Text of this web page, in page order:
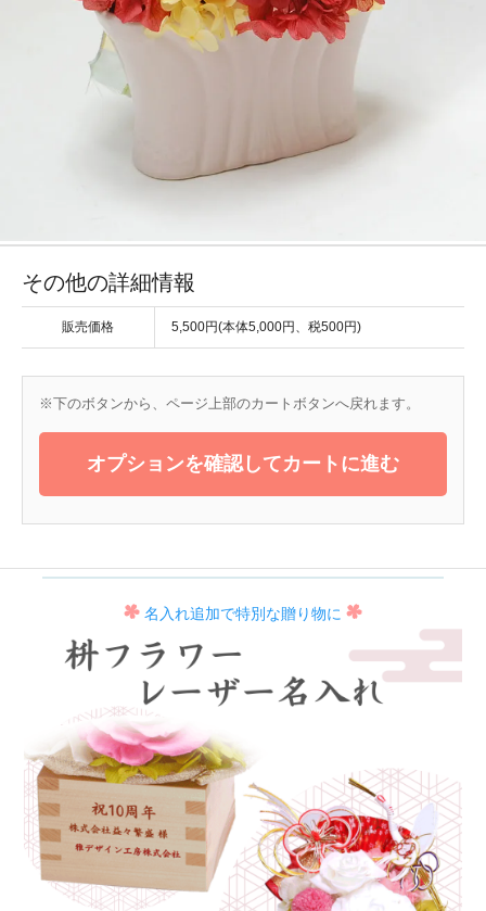
その他の詳細情報
販売価格 5,500円(本体5,000円、税500円)
※下のボタンから、ページ上部のカートボタンへ戻れます。
オプションを確認してカートに進む
名入れ追加で特別な贈り物に